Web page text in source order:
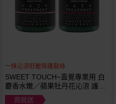
一抹沁涼舒壓保護髮絲
SWEET TOUCH~直覺專業用 白
麝香水嫩／蘋果牡丹花沁涼 護髮
膜(1000ml) 款式可選 全新包裝
買就送